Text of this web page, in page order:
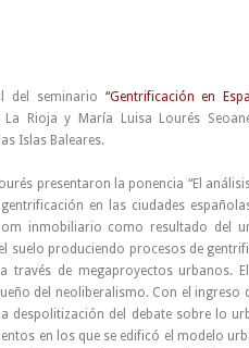
del seminario “Gentrificación en
La Rioja y María Luisa Lourés
Islas Baleares.
presentaron la ponencia “El
en las ciudades
inmobiliario como resultado del
suelo produciendo procesos de
través de megaproyectos urbanos.
del neoliberalismo. Con el ingreso
despolitización del debate sobre lo
en los que se edificó el modelo